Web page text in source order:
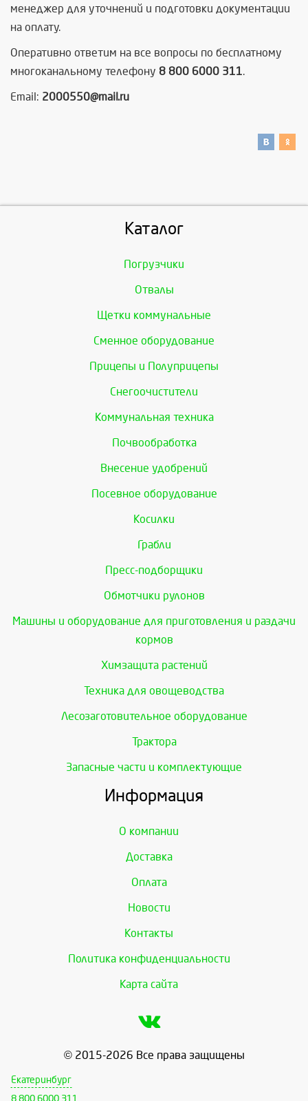
менеджер для уточнений и подготовки документации
на оплату.
Оперативно ответим на все вопросы по бесплатному
многоканальному телефону 8 800 6000 311.
Email: 2000550@mail.ru
Каталог
Погрузчики
Отвалы
Щетки коммунальные
Сменное оборудование
Прицепы и Полуприцепы
Снегоочистители
Коммунальная техника
Почвообработка
Внесение удобрений
Посевное оборудование
Косилки
Грабли
Пресс-подборщики
Обмотчики рулонов
Машины и оборудование для приготовления и раздачи
кормов
Химзащита растений
Техника для овощеводства
Лесозаготовительное оборудование
Трактора
Запасные части и комплектующие
Информация
О компании
Доставка
Оплата
Новости
Контакты
Политика конфиденциальности
Карта сайта
© 2015-2026 Все права защищены
Екатеринбург
8 800 6000 311